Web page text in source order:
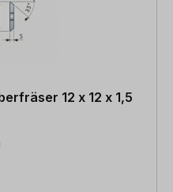
12 x 12 x 1,5